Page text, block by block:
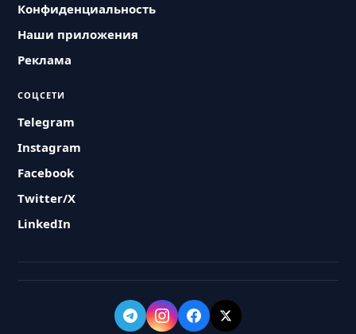
Конфиденциальность
Наши приложения
Реклама
СОЦСЕТИ
Telegram
Instagram
Facebook
Twitter/X
LinkedIn